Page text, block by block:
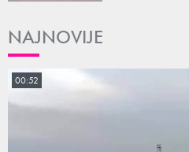
NAJNOVIJE
00:52